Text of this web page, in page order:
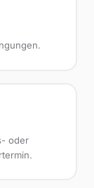
oder